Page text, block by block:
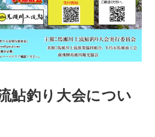
鮎釣り大会につい